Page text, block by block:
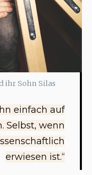
ihr Sohn Silas
einfach auf
Selbst, wenn
erwiesen ist.“